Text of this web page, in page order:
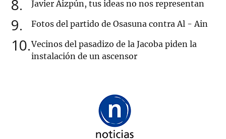
8 Javier Aizpún, tus ideas no nos representan
9 Fotos del partido de Osasuna contra Al - Ain
10 Vecinos del pasadizo de la Jacoba piden la
instalación de un ascensor